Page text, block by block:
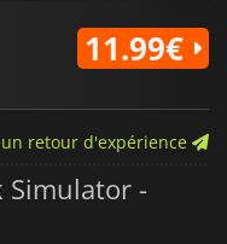
11.99€
retour d'expérience
Simulator -